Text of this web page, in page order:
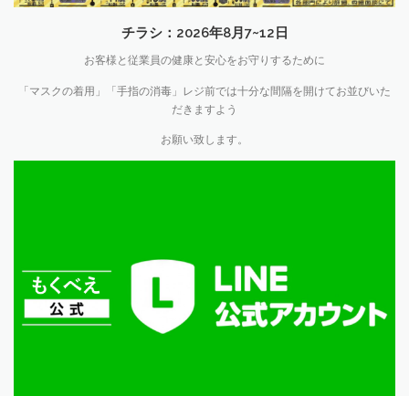
チラシ：2026年8月7~12日
お客様と従業員の健康と安心をお守りするために
「マスクの着用」「手指の消毒」レジ前では十分な間隔を開けてお並びいた
だきますよう
お願い致します。